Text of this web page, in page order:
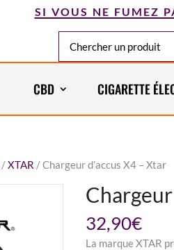
si vous ne fumez
CBD CIGARETTE
/XTAR /Chargeur d’accus X4 – Xtar
Chargeur
32,90€
La marque XTAR